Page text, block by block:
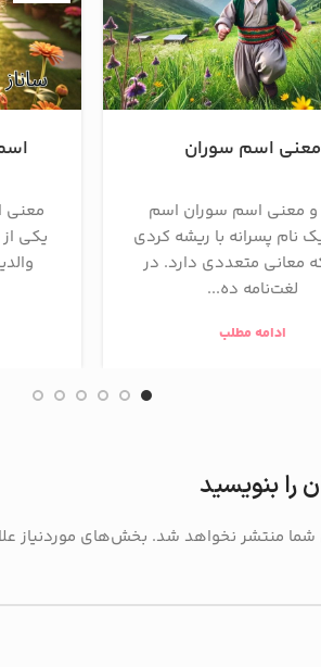
معنی اسم سوران
و معنی اسم سوران اسم
نام پسرانه با ریشه کردی
معانی متعددی دارد. در
لغت‌نامه ده...
ادامه مطلب
معنی
یکی
را بنویسید
شما منتشر نخواهد شد. بخش‌های موردنیاز